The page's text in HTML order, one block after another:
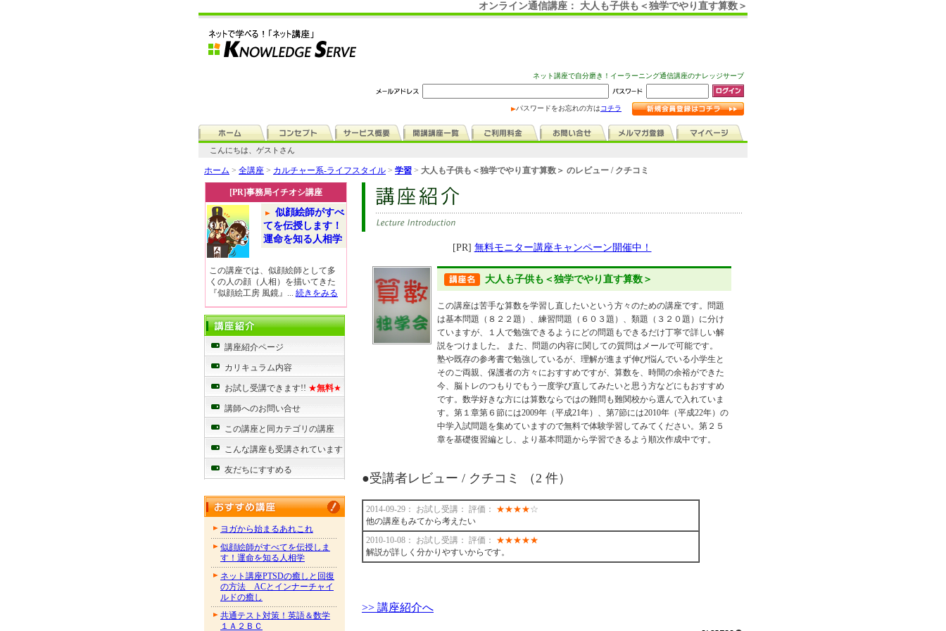
オンライン通信講座： 大人も子供も＜独学でやり直す算数＞
ネット講座で自分磨き！イーラーニング通信講座のナレッジサーブ
パスワードをお忘れの方はコチラ
こんにちは、ゲストさん
ホーム > 全講座 > カルチャー系-ライフスタイル > 学習 > 大人も子供も＜独学でやり直す算数＞ のレビュー / クチコミ
[PR]事務局イチオシ講座
似顔絵師がすべ
てを伝授します！
運命を知る人相学
この講座では、似顔絵師として多
くの人の顔（人相）を描いてきた
『似顔絵工房 風鏡』... 続きをみる
講座紹介ページ
カリキュラム内容
お試し受講できます!! ★無料★
講師へのお問い合せ
この講座と同カテゴリの講座
こんな講座も受講されています
友だちにすすめる
ヨガから始まるあれこれ
似顔絵師がすべてを伝授しま
す！運命を知る人相学
ネット講座PTSDの癒しと回復
の方法 ACとインナーチャイ
ルドの癒し
共通テスト対策！英語＆数学
１Ａ２ＢＣ
[PR] 無料モニター講座キャンペーン開催中！
大人も子供も＜独学でやり直す算数＞
この講座は苦手な算数を学習し直したいという方々のための講座です。問題
は基本問題（８２２題）、練習問題（６０３題）、類題（３２０題）に分け
ていますが、１人で勉強できるようにどの問題もできるだけ丁寧で詳しい解
説をつけました。 また、問題の内容に関しての質問はメールで可能です。
塾や既存の参考書で勉強しているが、理解が進まず伸び悩んでいる小学生と
そのご両親、保護者の方々におすすめですが、算数を、時間の余裕ができた
今、脳トレのつもりでもう一度学び直してみたいと思う方などにもおすすめ
です。数学好きな方には算数ならではの難問も難関校から選んで入れていま
す。第１章第６節には2009年（平成21年）、第7節には2010年（平成22年）の
中学入試問題を集めていますので無料で体験学習してみてください。第２５
章を基礎復習編とし、より基本問題から学習できるよう順次作成中です。
●受講者レビュー / クチコミ （2 件）
2014-09-29： お試し受講： 評価： ★★★★☆
他の講座もみてから考えたい
2010-10-08： お試し受講： 評価： ★★★★★
解説が詳しく分かりやすいからです。
>> 講座紹介へ